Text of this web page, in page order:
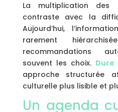
La multiplication des
contraste avec la
Aujourd’hui,
rarement
recommandations
souvent les choix. Dure
approche structurée
culturelle plus lisible et
Un agenda